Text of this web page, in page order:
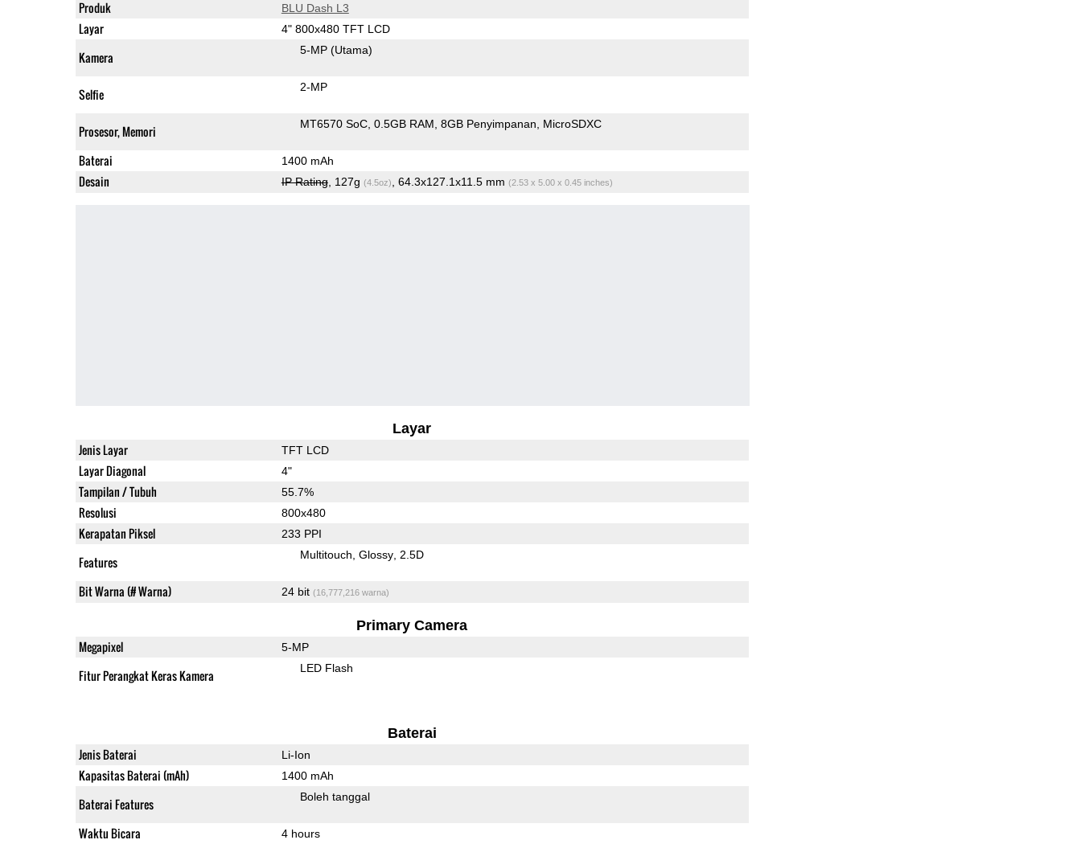
Produk BLU Dash L3
Layar 4" 800x480 TFT LCD
Kamera 5-MP (Utama)
Selfie 2-MP
Prosesor, Memori MT6570 SoC 0.5GB RAM 8GB Penyimpanan MicroSDXC
Baterai 1400 mAh
Desain IP Rating, 127g (4.5oz) , 64.3x127.1x11.5 mm (2.53 x 5.00 x 0.45 inches)
Layar
Jenis Layar TFT LCD
Layar Diagonal 4"
Tampilan / Tubuh 55.7%
Resolusi 800x480
Kerapatan Piksel 233 PPI
Features Multitouch Glossy 2.5D
Bit Warna (# Warna) 24 bit (16,777,216 warna)
Primary Camera
Megapixel 5-MP
Fitur Perangkat Keras Kamera LED Flash
Baterai
Jenis Baterai Li-Ion
Kapasitas Baterai (mAh) 1400 mAh
Baterai Features Boleh tanggal
Waktu Bicara 4 hours